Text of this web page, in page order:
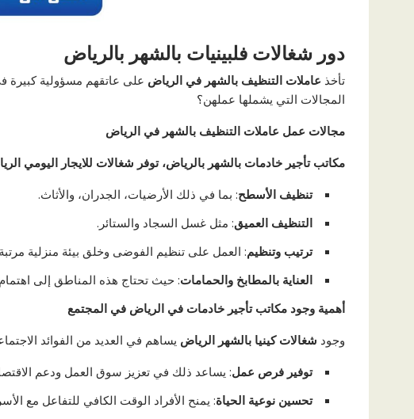
دور شغالات فلبينيات بالشهر بالرياض
تأخذ عاملات التنظيف بالشهر في الرياض على عاتقهم مسؤولية كبيرة
المجالات التي يشملها عملهن؟
مجالات عمل عاملات التنظيف بالشهر في الرياض
مكاتب تأجير خادمات بالشهر بالرياض، توفر شغالات للايجار اليومي
تنظيف الأسطح: بما في ذلك الأرضيات، الجدران، والأثاث.
التنظيف العميق: مثل غسل السجاد والستائر.
ترتيب وتنظيم: العمل على تنظيم الفوضى وخلق بيئة منزلية
العناية بالمطابخ والحمامات: حيث تحتاج هذه المناطق إلى
أهمية وجود مكاتب تأجير خادمات في الرياض في المجتمع
وجود شغالات كينيا بالشهر الرياض يساهم في العديد من الفوائد
توفير فرص عمل: يساعد ذلك في تعزيز سوق العمل ودعم
تحسين نوعية الحياة: يمنح الأفراد الوقت الكافي للتفاعل مع